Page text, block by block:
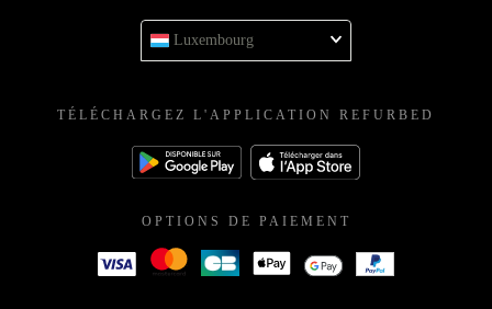
Luxembourg
TÉLÉCHARGEZ L'APPLICATION REFURBED
OPTIONS DE PAIEMENT